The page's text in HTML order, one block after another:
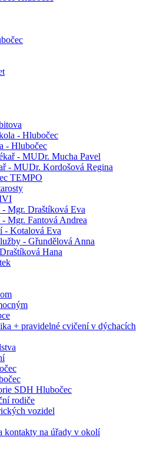
- Hlubočec
- Hlubočec
- MUDr. Mucha Pavel
- MUDr. Kordošová Regina
TEMPO
Mgr. Draštíková Eva
Mgr. Fantová Andrea
- Kotalová Eva
- Gřundělová Anna
Hana
+ pravidelné cvičení v dýchacích
SDH Hlubočec
rodiče
vozidel
kontakty na úřady v okolí